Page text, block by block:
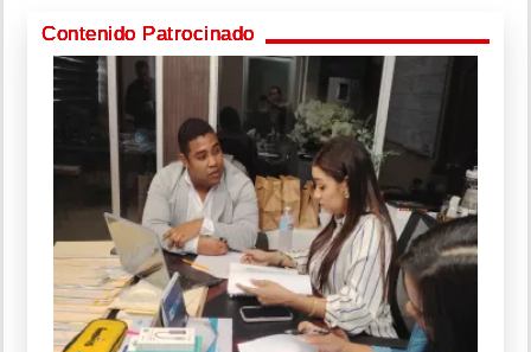
Contenido Patrocinado